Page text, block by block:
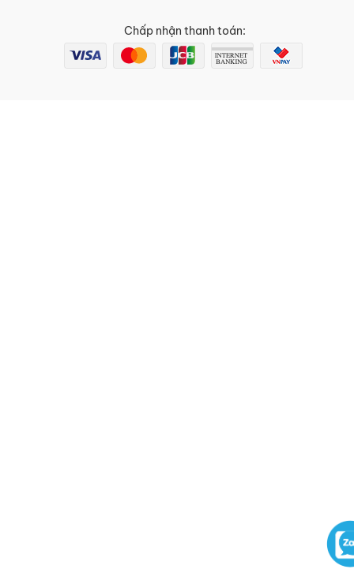
Chấp nhận thanh toán: